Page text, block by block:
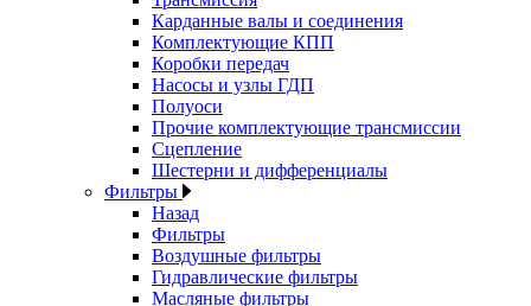
Карданные валы и соединения
Комплектующие КПП
Коробки передач
Насосы и узлы ГДП
Полуоси
Прочие комплектующие трансмиссии
Сцепление
Шестерни и дифференциалы
Фильтры
Назад
Фильтры
Воздушные фильтры
Гидравлические фильтры
Масляные фильтры